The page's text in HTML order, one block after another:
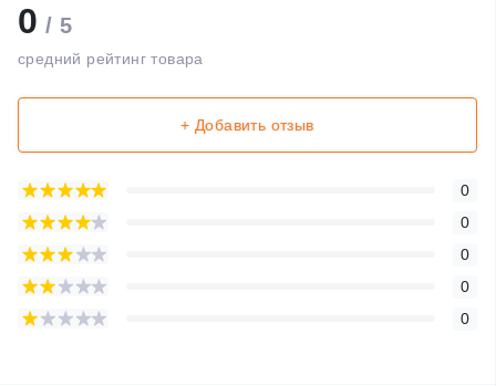
0 / 5
средний рейтинг товара
+ Добавить отзыв
0
0
0
0
0